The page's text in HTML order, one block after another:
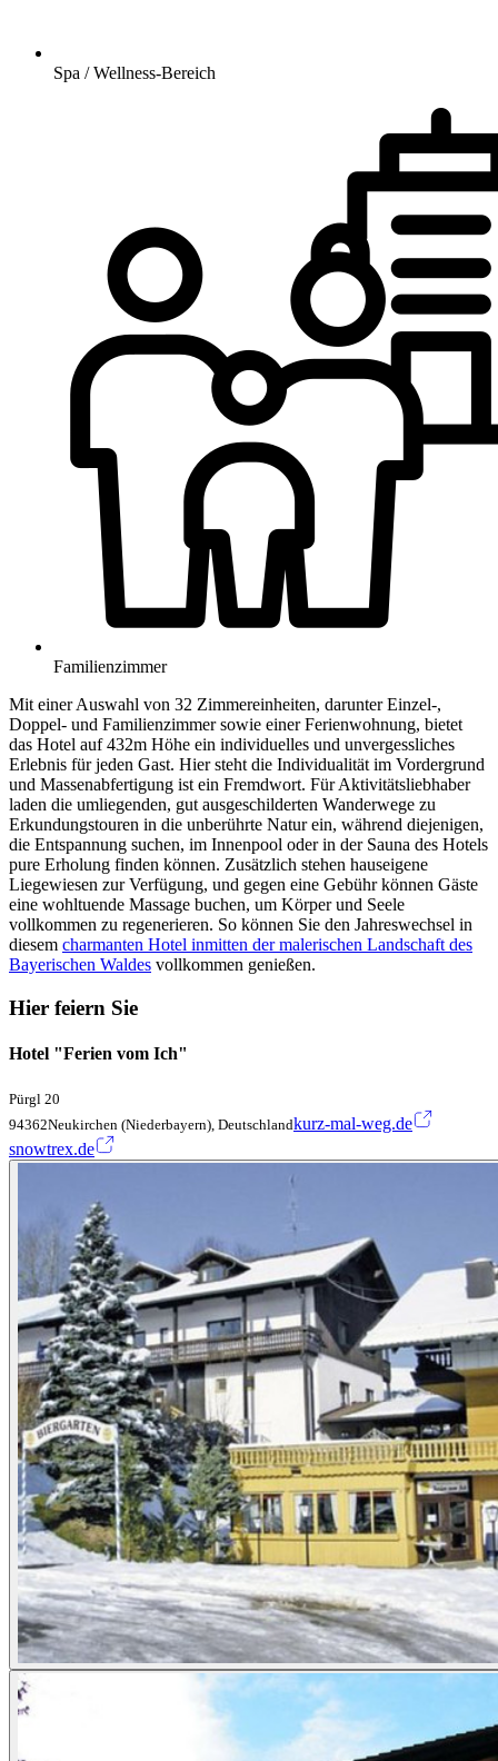
Spa / Wellness-Bereich
Familienzimmer
Mit einer Auswahl von 32 Zimmereinheiten, darunter Einzel-,
Doppel- und Familienzimmer sowie einer Ferienwohnung, bietet
das Hotel auf 432m Höhe ein individuelles und unvergessliches
Erlebnis für jeden Gast. Hier steht die Individualität im Vordergrund
und Massenabfertigung ist ein Fremdwort. Für Aktivitätsliebhaber
laden die umliegenden, gut ausgeschilderten Wanderwege zu
Erkundungstouren in die unberührte Natur ein, während diejenigen,
die Entspannung suchen, im Innenpool oder in der Sauna des Hotels
pure Erholung finden können. Zusätzlich stehen hauseigene
Liegewiesen zur Verfügung, und gegen eine Gebühr können Gäste
eine wohltuende Massage buchen, um Körper und Seele
vollkommen zu regenerieren. So können Sie den Jahreswechsel in
diesem charmanten Hotel inmitten der malerischen Landschaft des
Bayerischen Waldes vollkommen genießen.
Hier feiern Sie
Hotel "Ferien vom Ich"
Pürgl 20
94362Neukirchen (Niederbayern), Deutschlandkurz-mal-weg.de
snowtrex.de